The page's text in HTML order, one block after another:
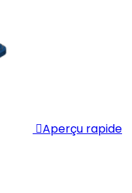
Aperçu rapide